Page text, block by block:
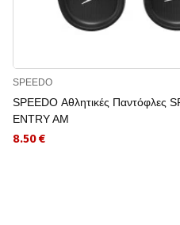
SPEEDO
SPEEDO Αθλητικές Παντόφλες
ENTRY AM
8.50 €